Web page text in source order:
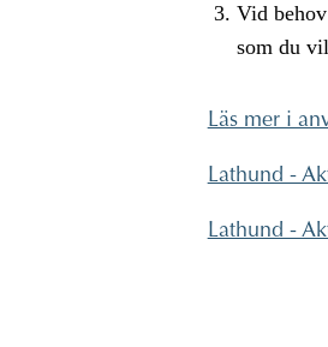
Vid
som du
Läs mer i
Lathund -
Lathund -